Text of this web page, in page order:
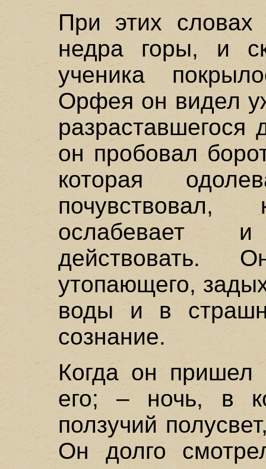
При этих словах
недра горы, и
ученика
Орфея он видел
он пробовал
которая
ослабевает
действовать.
утопающего,
воды и в
сознание.
Когда он пришел
его; – ночь, в
ползучий
Он долго